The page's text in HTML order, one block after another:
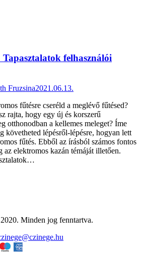
felhasználói
Fruzsina2021.06.13.
fűtésre cseréld a meglévő fűtésed?
rajta, hogy egy új és korszerű
otthonodban a kellemes meleget? Íme
követheted lépésről-lépésre, hogyan lett
fűtés. Ebből az írásból számos fontos
az elektromos kazán témáját illetően.
Minden jog fenntartva.